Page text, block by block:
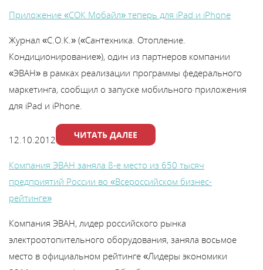
Приложение «СОК Мобайл» теперь для iPad и iPhone
Журнал «С.О.К.» («Сантехника. Отопление.
Кондиционирование»), один из партнеров компании
«ЭВАН» в рамках реализации программы федерального
маркетинга, сообщил о запуске мобильного приложения
для iPad и iPhone.
12.10.2012 ЧИТАТЬ ДАЛЕЕ
Компания ЭВАН заняла 8-е место из 650 тысяч
предприятий России во «Всероссийском бизнес-
рейтинге»
Компания ЭВАН, лидер российского рынка
электроотопительного оборудования, заняла восьмое
место в официальном рейтинге «Лидеры экономики